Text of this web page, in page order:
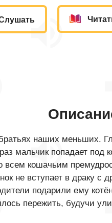
наших меньших.
мальчик попадает
всем кошачьим
не вступает в драку с
подарили ему
пережить, будучи